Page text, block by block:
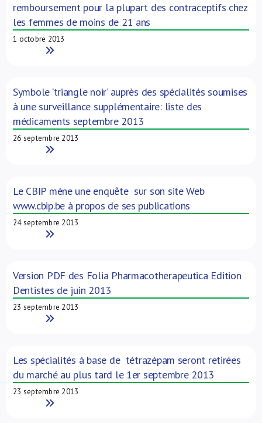
remboursement pour la plupart des contraceptifs chez
les femmes de moins de 21 ans
1 octobre 2013
Read More
Symbole ‘triangle noir’ auprès des spécialités soumises
à une surveillance supplémentaire: liste des
médicaments septembre 2013
26 septembre 2013
Read More
Le CBIP mène une enquête sur son site Web
www.cbip.be à propos de ses publications
24 septembre 2013
Read More
Version PDF des Folia Pharmacotherapeutica Edition
Dentistes de juin 2013
23 septembre 2013
Read More
Les spécialités à base de tétrazépam seront retirées
du marché au plus tard le 1er septembre 2013
23 septembre 2013
Read More